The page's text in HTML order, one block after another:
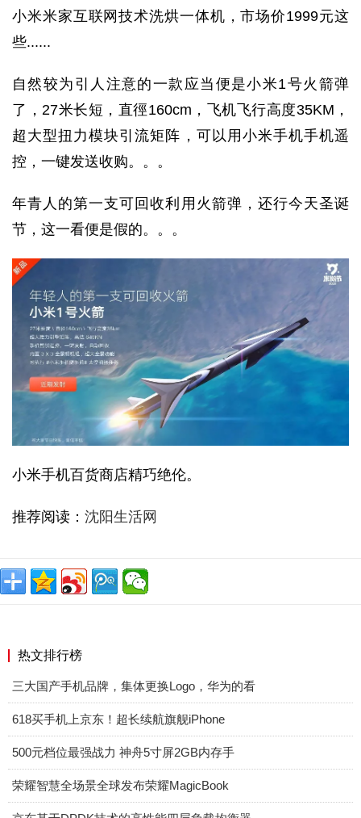
小米米家互联网技术洗烘一体机，市场价1999元这
些......
自然较为引人注意的一款应当便是小米1号火箭弹
了，27米长短，直徑160cm，飞机飞行高度35KM，
超大型扭力模块引流矩阵，可以用小米手机手机遥
控，一键发送收购。。。
年青人的第一支可回收利用火箭弹，还行今天圣诞
节，这一看便是假的。。。
小米手机百货商店精巧绝伦。
推荐阅读： 沈阳生活网
热文排行榜
三大国产手机品牌，集体更换Logo，华为的看
618买手机上京东！超长续航旗舰iPhone
500元档位最强战力 神舟5寸屏2GB内存手
荣耀智慧全场景全球发布荣耀MagicBook